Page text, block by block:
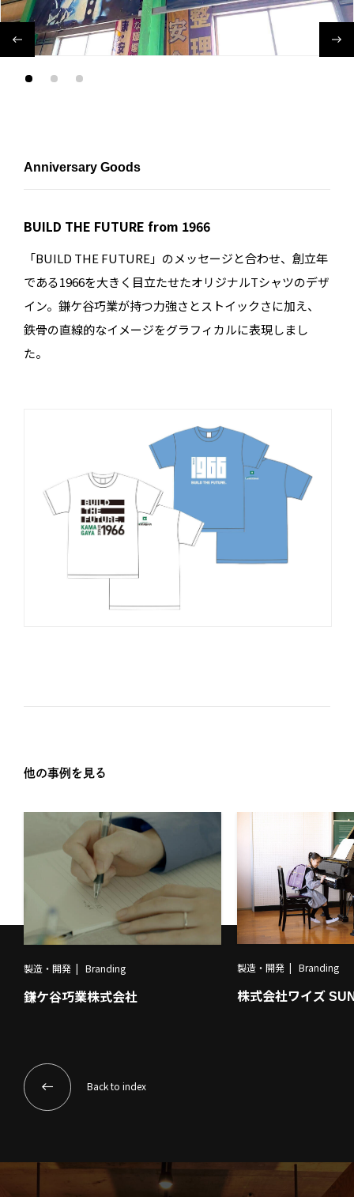
Anniversary Goods
BUILD THE FUTURE from 1966
「BUILD THE FUTURE」のメッセージと合わせ、創立年
である1966を大きく目立たせたオリジナルTシャツのデザ
イン。鎌ケ谷巧業が持つ力強さとストイックさに加え、
鉄骨の直線的なイメージをグラフィカルに表現しまし
た。
他の事例を見る
製造・開発 Branding
鎌ケ谷巧業株式会社
製造・開発 Branding
株式会社ワイズ
Back to index